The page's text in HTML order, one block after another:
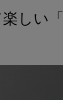
しい